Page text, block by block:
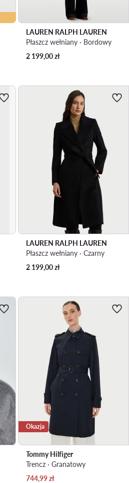
LAUREN RALPH LAUREN
Płaszcz wełniany · Bordowy
2 199,00zł
LAUREN RALPH LAUREN
Płaszcz wełniany · Czarny
2 199,00zł
Okazja
Tommy Hilfiger
Trencz · Granatowy
Aktualna cena
744,99zł